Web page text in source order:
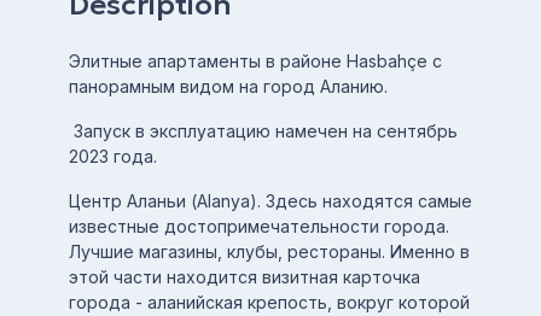
Элитные апартаменты в районе Hasbahçe с
панорамным видом на город Аланию.
Запуск в эксплуатацию намечен на сентябрь
2023 года.
Центр Аланьи (Alanya). Здесь находятся самые
известные достопримечательности города.
Лучшие магазины, клубы, рестораны. Именно в
этой части находится визитная карточка
города - аланийская крепость, вокруг которой